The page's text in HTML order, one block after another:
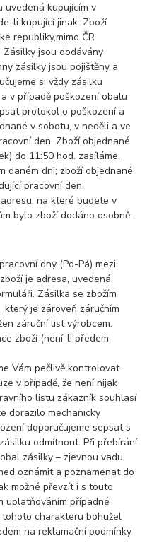
uvedená kupujícím v
li kupující jinak. Zboží
republiky,mimo ČR
jsou dodávány
zásilky jsou pojištěny a
si vždy zásilku
v případě poškození obalu
protokol o poškození a
v sobotu, v neděli a ve
den. Zboží objednané
do 11:50 hod. zasíláme,
daném dni; zboží objednané
pracovní den.
na které budete v
bylo zboží dodáno osobně.
dny (Po-Pá) mezi
je adresa, uvedená
Zásilka se zbožím
je zároveň záručním
záruční list výrobcem.
zboží (není-li předem
Vám pečlivě kontrolovat
v případě, že není nijak
listu zákazník souhlasí
dorazilo mechanicky
doporučujeme sepsat s
odmítnout. Při přebírání
zásilky – zjevnou vadu
oznámit a poznamenat do
možné převzít i s touto
uplatňováním případné
tohoto charakteru bohužel
na reklamační podmínky